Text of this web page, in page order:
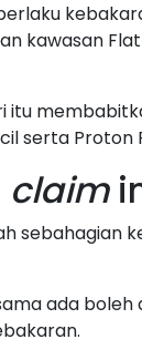
kawasan
itu
serta Proton
claim
sebahagian
ada